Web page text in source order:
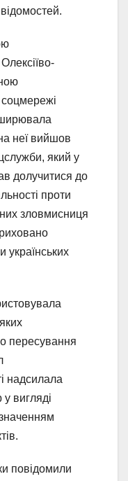
неї вийшов
який у
долучитися до
проти
зловмисниця
українських
пересування
надсилала
вигляді
повідомили